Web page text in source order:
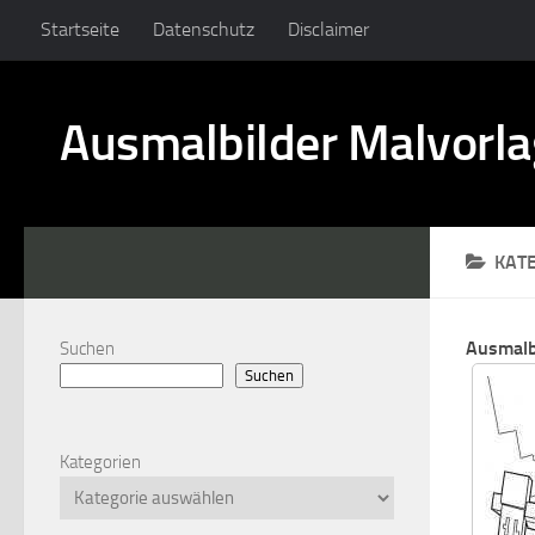
Startseite Datenschutz Disclaimer
Ausmalbilder
Suchen
Suchen
Kategorien